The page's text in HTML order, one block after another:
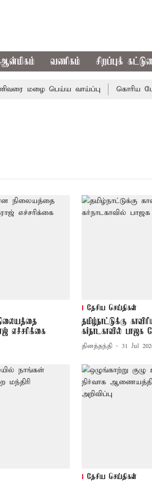
ஆன்மிகம் வணிகம் சிறப்புக்
மழை பெய்ய வாய்ப்பு கொரிய
எச்சரிக்கை
தேசிய செய்திகள்
தமிழ்நாட்டுக்கு
கர்நாடகாவில் பாஜக
தினத்தந்தி 31 Jul
தேசிய செய்திகள்